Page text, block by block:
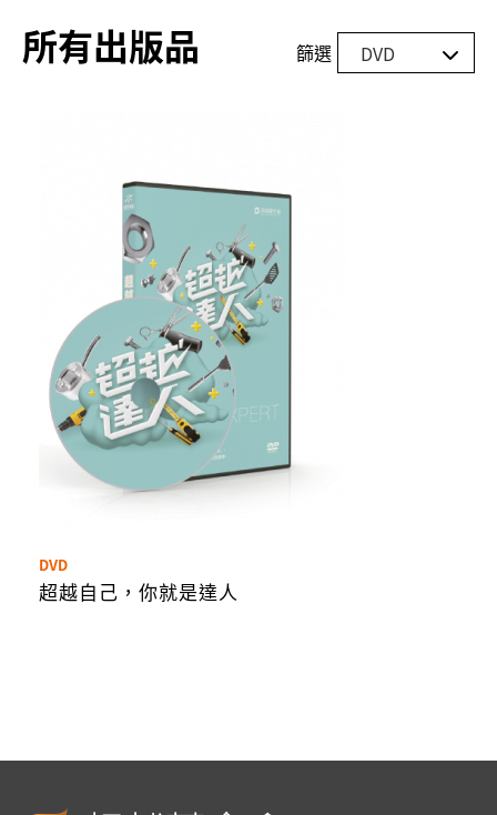
所有出版品 篩選
DVD
超越自己，你就是達人